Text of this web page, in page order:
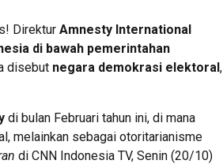
Direktur Amnesty International
di bawah pemerintahan
disebut negara demokrasi elektoral,
di bulan Februari tahun ini, di mana
melainkan sebagai otoritarianisme
di CNN Indonesia TV, Senin (20/10)